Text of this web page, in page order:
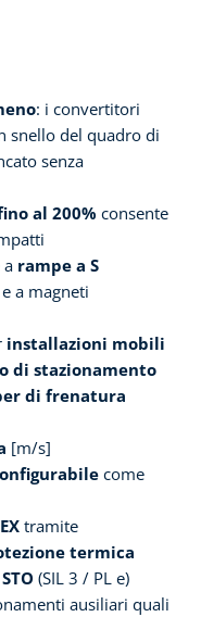
: i convertitori
snello del quadro di
senza
al 200% consente
a rampe a S
a magneti
installazioni mobili
di stazionamento
di frenatura
[m/s]
come
tramite
termica
(SIL 3 / PL e)
ausiliari quali